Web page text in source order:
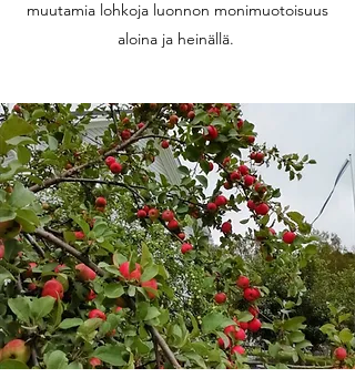
muutamia lohkoja luonnon monimuotoisuus
aloina ja heinällä.